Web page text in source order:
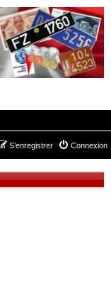
Connexion
S’enregistrer